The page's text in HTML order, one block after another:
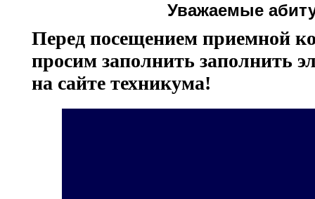
Уважаемые
Перед посещением приемной
просим заполнить заполнить
на сайте техникума!